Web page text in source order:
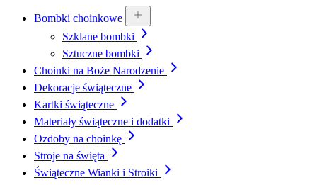
Bombki choinkowe
Szklane bombki
Sztuczne bombki
Choinki na Boże Narodzenie
Dekoracje świąteczne
Kartki świąteczne
Materiały świąteczne i dodatki
Ozdoby na choinkę
Stroje na święta
Świąteczne Wianki i Stroiki